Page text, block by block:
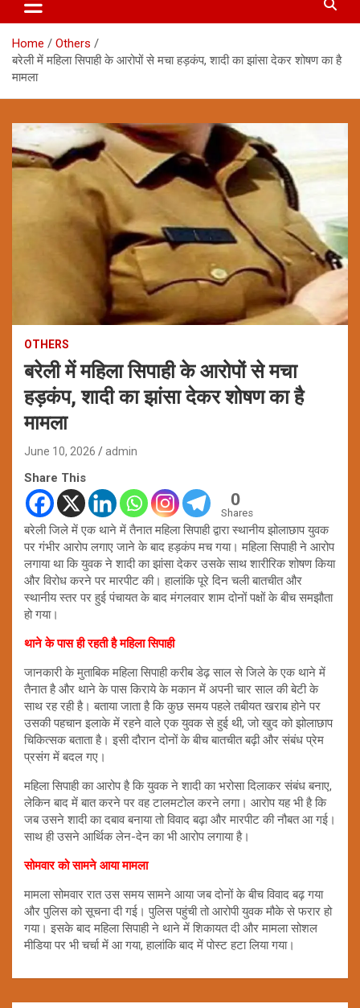
Home
Others
बरेली में महिला सिपाही के आरोपों से मचा हड़कंप, शादी का झांसा देकर शोषण का है
मामला
OTHERS
बरेली में महिला सिपाही के आरोपों से मचा
हड़कंप, शादी का झांसा देकर शोषण का है
मामला
June 10, 2026 admin
Share This
0
Shares
बरेली जिले में एक थाने में तैनात महिला सिपाही द्वारा स्थानीय झोलाछाप युवक
पर गंभीर आरोप लगाए जाने के बाद हड़कंप मच गया। महिला सिपाही ने आरोप
लगाया था कि युवक ने शादी का झांसा देकर उसके साथ शारीरिक शोषण किया
और विरोध करने पर मारपीट की। हालांकि पूरे दिन चली बातचीत और
स्थानीय स्तर पर हुई पंचायत के बाद मंगलवार शाम दोनों पक्षों के बीच समझौता
हो गया।
थाने के पास ही रहती है महिला सिपाही
जानकारी के मुताबिक महिला सिपाही करीब डेढ़ साल से जिले के एक थाने में
तैनात है और थाने के पास किराये के मकान में अपनी चार साल की बेटी के
साथ रह रही है। बताया जाता है कि कुछ समय पहले तबीयत खराब होने पर
उसकी पहचान इलाके में रहने वाले एक युवक से हुई थी, जो खुद को झोलाछाप
चिकित्सक बताता है। इसी दौरान दोनों के बीच बातचीत बढ़ी और संबंध प्रेम
प्रसंग में बदल गए।
महिला सिपाही का आरोप है कि युवक ने शादी का भरोसा दिलाकर संबंध बनाए,
लेकिन बाद में बात करने पर वह टालमटोल करने लगा। आरोप यह भी है कि
जब उसने शादी का दबाव बनाया तो विवाद बढ़ा और मारपीट की नौबत आ गई।
साथ ही उसने आर्थिक लेन-देन का भी आरोप लगाया है।
सोमवार को सामने आया मामला
मामला सोमवार रात उस समय सामने आया जब दोनों के बीच विवाद बढ़ गया
और पुलिस को सूचना दी गई। पुलिस पहुंची तो आरोपी युवक मौके से फरार हो
गया। इसके बाद महिला सिपाही ने थाने में शिकायत दी और मामला सोशल
मीडिया पर भी चर्चा में आ गया, हालांकि बाद में पोस्ट हटा लिया गया।